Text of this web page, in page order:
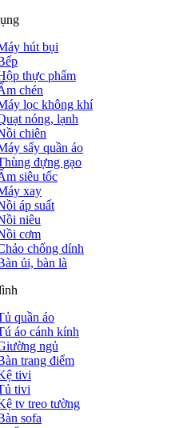
hút bụi
thực phẩm
chén
lọc không khí
nóng, lạnh
chiên
sấy quần áo
đựng gạo
siêu tốc
xay
áp suất
niêu
cơm
chống dính
ủi, bàn là
quần áo
áo cánh kính
ngủ
trang điểm
tivi
tivi
tv treo tường
sofa